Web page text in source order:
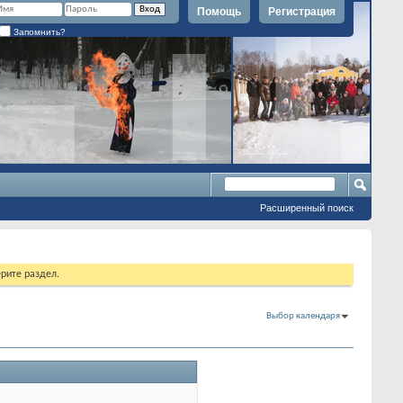
Регистрация
Помощь
Запомнить?
Расширенный поиск
раздел.
Выбор календаря